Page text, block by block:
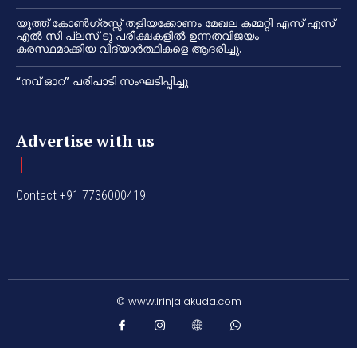
യൂത്ത് കോൺഗ്രസ്സ് തളിയക്കോണം മേഖല കമ്മറ്റി എസ് എസ്
എൽ സി പ്ലസ് ടു പരീക്ഷകളിൽ ഉന്നതവിജയം
കരസ്ഥമാക്കിയ വിദ്യാർത്ഥികളെ ആദരിച്ചു.
“നവ് ഓറ” പരിപാടി സംഘടിപ്പിച്ചു
Advertise with us
Contact +91 7736000419
© www.irinjalakuda.com